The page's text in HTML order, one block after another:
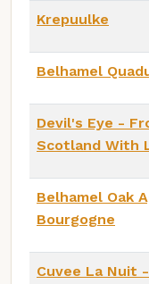
Krepuulke
Belhamel
Devil's Eye -
Scotland With
Belhamel Oak
Bourgogne
Cuvee La Nuit